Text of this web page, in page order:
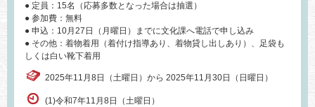
● 定員：15名（応募多数となった場合は抽選）
● 参加費：無料
● 申込：10月27日（月曜日）までに文化課へ電話で申し込み
● その他：着物着用（着付け指導あり、着物貸し出しあり）、足袋も
しくは白い靴下着用
2025年11月8日（土曜日）から 2025年11月30日（日曜日）
(1)令和7年11月8日（土曜日）